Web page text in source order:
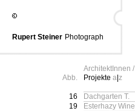
Rupert Steiner Photograph
ArchitektInnen
Abb.
Projekte a z
16 Dachgarten T.
19
Esterhazy